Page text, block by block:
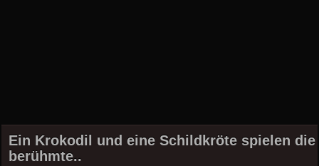
Ein Krokodil und eine Schildkröte spielen die
berühmte..